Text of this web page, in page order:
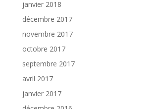
janvier 2018
décembre 2017
novembre 2017
octobre 2017
septembre 2017
avril 2017
janvier 2017